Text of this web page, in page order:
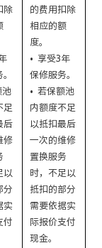
除
。
池
足
后
修
以
分
实
付
的费用扣除
相应的额
度。
•享受3年
保修服务。
• 若保额池
内额度不足
以抵扣最后
一次的维修
置换服务
时，不足以
抵扣的部分
需要依据实
际报价支付
现金。